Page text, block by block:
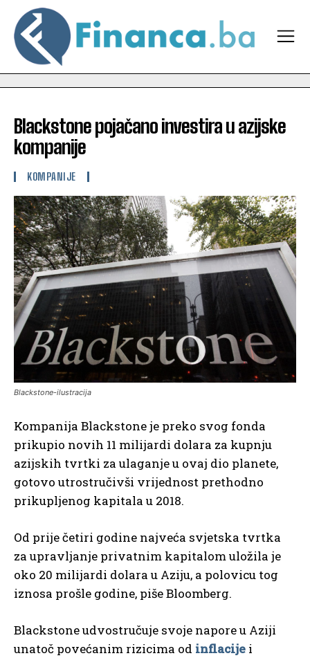
Blackstone pojačano investira u azijske
kompanije
KOMPANIJE
Blackstone-ilustracija
Kompanija Blackstone je preko svog fonda
prikupio novih 11 milijardi dolara za kupnju
azijskih tvrtki za ulaganje u ovaj dio planete,
gotovo utrostručivši vrijednost prethodno
prikupljenog kapitala u 2018.
Od prije četiri godine najveća svjetska tvrtka
za upravljanje privatnim kapitalom uložila je
oko 20 milijardi dolara u Aziju, a polovicu tog
iznosa prošle godine, piše Bloomberg.
Blackstone udvostručuje svoje napore u Aziji
unatoč povećanim rizicima od inflacije i